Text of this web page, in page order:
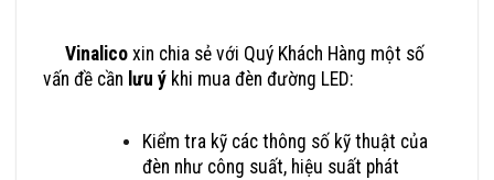
Vinalico xin chia sẻ với Quý Khách Hàng một số
vấn đề cần lưu ý khi mua đèn đường LED:
Kiểm tra kỹ các thông số kỹ thuật của
đèn như công suất, hiệu suất phát